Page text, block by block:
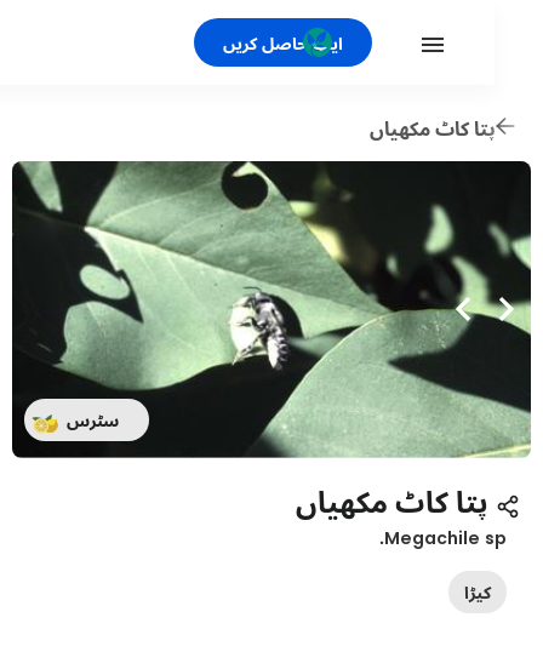
ایپ حاصل کریں
پتا کاٹ مکھیاں
سٹرس
پتا کاٹ مکھیاں
Megachile